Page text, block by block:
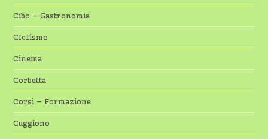
Cibo – Gastronomia
CIclismo
Cinema
Corbetta
Corsi – Formazione
Cuggiono